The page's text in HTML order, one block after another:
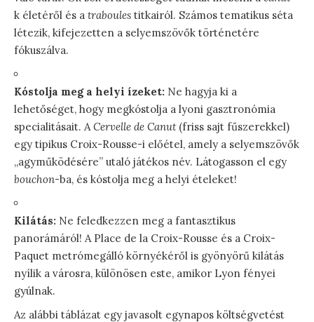
k életéről és a traboules titkairól. Számos tematikus séta
létezik, kifejezetten a selyemszövők történetére
fókuszálva.
Kóstolja meg a helyi ízeket: Ne hagyja ki a
lehetőséget, hogy megkóstolja a lyoni gasztronómia
specialitásait. A Cervelle de Canut(friss sajt fűszerekkel)
egy tipikus Croix-Rousse-i előétel, amely a selyemszövők
„agyműködésére” utaló játékos név. Látogasson el egy
bouchon-ba, és kóstolja meg a helyi ételeket!
Kilátás: Ne feledkezzen meg a fantasztikus
panorámáról! A Place de la Croix-Rousse és a Croix-
Paquet metrómegálló környékéről is gyönyörű kilátás
nyílik a városra, különösen este, amikor Lyon fényei
gyúlnak.
Az alábbi táblázat egy javasolt egynapos költségvetést